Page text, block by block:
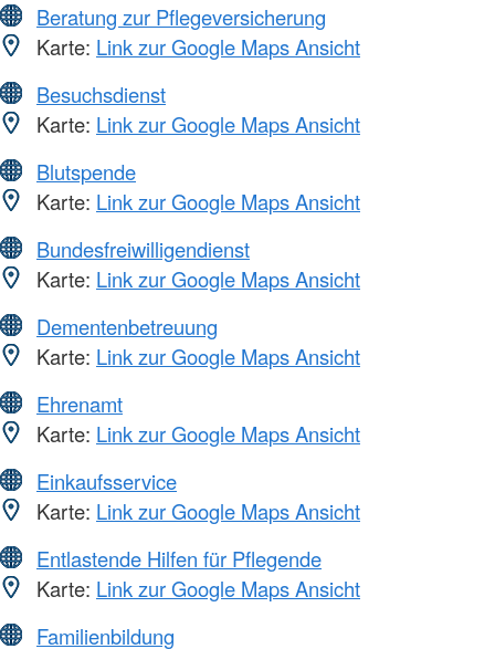
Beratung zur Pflegeversicherung
Karte: Link zur Google Maps Ansicht
Besuchsdienst
Karte: Link zur Google Maps Ansicht
Blutspende
Karte: Link zur Google Maps Ansicht
Bundesfreiwilligendienst
Karte: Link zur Google Maps Ansicht
Dementenbetreuung
Karte: Link zur Google Maps Ansicht
Ehrenamt
Karte: Link zur Google Maps Ansicht
Einkaufsservice
Karte: Link zur Google Maps Ansicht
Entlastende Hilfen für Pflegende
Karte: Link zur Google Maps Ansicht
Familienbildung